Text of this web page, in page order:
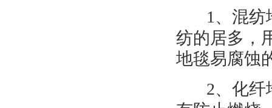
1 、混纺
纺的居多，
地毯易腐蚀
2、化纤